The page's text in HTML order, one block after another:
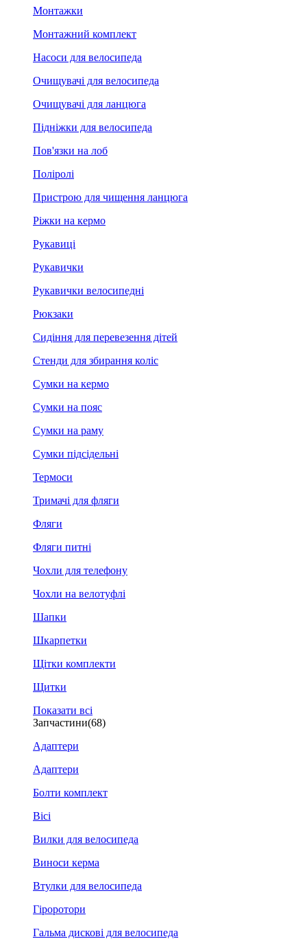
Монтажки
Монтажний комплект
Насоси для велосипеда
Очищувачі для велосипеда
Очищувачі для ланцюга
Підніжки для велосипеда
Пов'язки на лоб
Поліролі
Пристрою для чищення ланцюга
Ріжки на кермо
Рукавиці
Рукавички
Рукавички велосипедні
Рюкзаки
Сидіння для перевезення дітей
Стенди для збирання коліс
Сумки на кермо
Сумки на пояс
Сумки на раму
Сумки підсідельні
Термоси
Тримачі для фляги
Фляги
Фляги питні
Чохли для телефону
Чохли на велотуфлі
Шапки
Шкарпетки
Щітки комплекти
Щитки
Показати всі
Запчастини(68)
Адаптери
Адаптери
Болти комплект
Вісі
Вилки для велосипеда
Виноси керма
Втулки для велосипеда
Гіроротори
Гальма дискові для велосипеда